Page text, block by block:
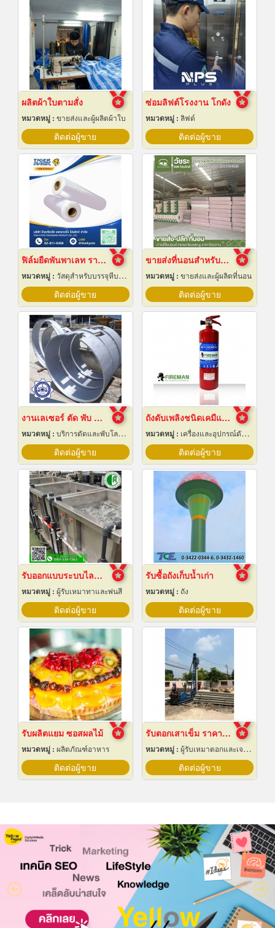
ผลิตผ้าใบตามสั่ง
หมวดหมู่ : ขายส่งและผู้ผลิตผ้าใบ
ติดต่อผู้ขาย
ซ่อมลิฟต์โรงงาน โกดัง
หมวดหมู่ : ลิฟต์
ติดต่อผู้ขาย
ฟิล์มยืดพันพาเลท ราคาส่ง
หมวดหมู่ : วัสดุสำหรับบรรจุหีบห่อเครื่องจักรกล
ติดต่อผู้ขาย
ขายส่งที่นอนสำหรับโรงแรม
หมวดหมู่ : ขายส่งและผู้ผลิตที่นอน
ติดต่อผู้ขาย
งานเลเซอร์ ตัด พับ ม้วนโลหะ นครปฐม
หมวดหมู่ : บริการตัดและพับโลหะด้วยเลเซอร์
ติดต่อผู้ขาย
ถังดับเพลิงชนิดเคมีแห้ง สำหรับติดรถยนต์
หมวดหมู่ : เครื่องและอุปกรณ์ดับเพลิง
ติดต่อผู้ขาย
รับออกแบบระบบไลน์ชุบชิ้นงานอุตสาหกรรม
หมวดหมู่ : ผู้รับเหมาทาและพ่นสี
ติดต่อผู้ขาย
รับซื้อถังเก็บน้ำเก่า
หมวดหมู่ : ถัง
ติดต่อผู้ขาย
รับผลิตแยม ซอสผลไม้
หมวดหมู่ : ผลิตภัณฑ์อาหาร
ติดต่อผู้ขาย
รับตอกเสาเข็ม ราคาถูก
หมวดหมู่ : ผู้รับเหมาตอกและเจาะเสาเข็ม
ติดต่อผู้ขาย